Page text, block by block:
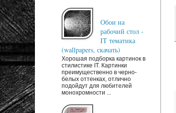
Обои на
рабочий стол -
IT тематика
(wallpapers, скачать)
Хорошая подборка картинок в
стилистике IT. Картинки
преимущественно в черно-
белых оттенках, отлично
подойдут для любителей
монохромности ...